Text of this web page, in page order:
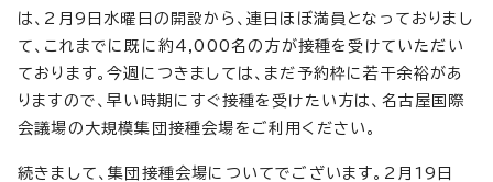
は、2月9日水曜日の開設から、連日ほぼ満員となっておりまし
て、これまでに既に約4,000名の方が接種を受けていただい
ております。今週につきましては、まだ予約枠に若干余裕があ
りますので、早い時期にすぐ接種を受けたい方は、名古屋国際
会議場の大規模集団接種会場をご利用ください。
続きまして、集団接種会場についてでございます。2月19日